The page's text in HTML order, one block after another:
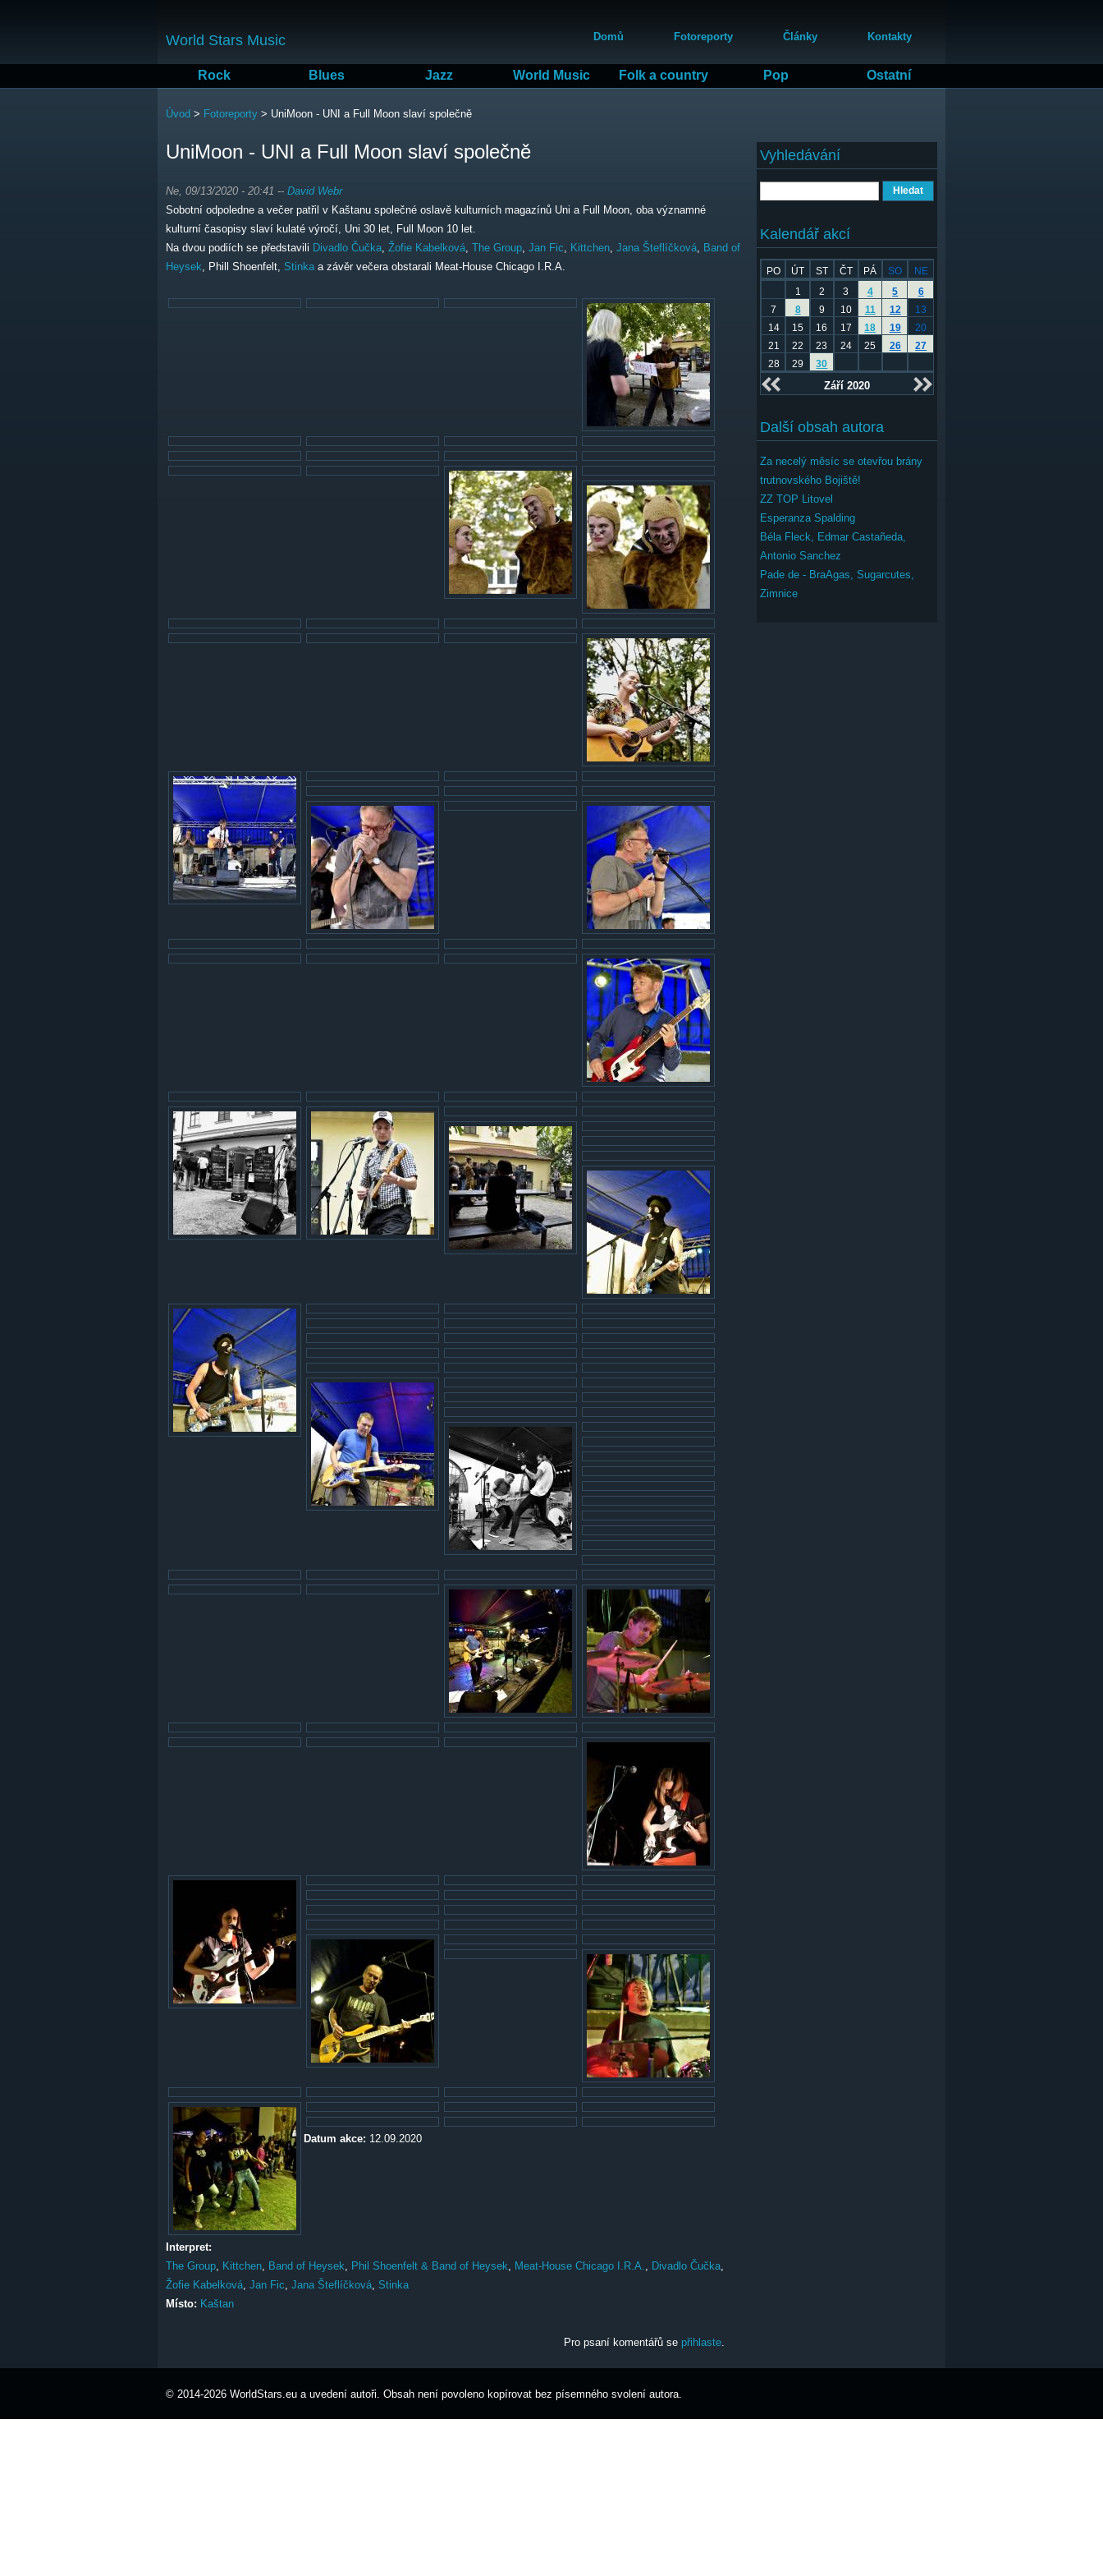
obsahu
World Stars Music Domů Fotoreporty Články Kontakty
Rock Blues Jazz World Music Folk a country Pop Ostatní
Jste zde
Úvod > Fotoreporty > UniMoon - UNI a Full Moon slaví společně
UniMoon - UNI a Full Moon slaví společně
Ne, 09/13/2020 - 20:41 -- David Webr
Sobotní odpoledne a večer patřil v Kaštanu společné oslavě kulturních magazínů Uni a Full Moon, oba významné
kulturní časopisy slaví kulaté výročí, Uni 30 let, Full Moon 10 let.
Na dvou podiích se představili Divadlo Čučka, Žofie Kabelková, The Group, Jan Fic, Kittchen, Jana Šteflíčková, Band of
Heysek, Phill Shoenfelt, Stinka a závěr večera obstarali Meat-House Chicago I.R.A.
Datum akce: 12.09.2020
Interpret:
The Group, Kittchen, Band of Heysek, Phil Shoenfelt & Band of Heysek, Meat-House Chicago I.R.A., Divadlo Čučka,
Žofie Kabelková, Jan Fic, Jana Šteflíčková, Stinka
Místo: Kaštan
Pro psaní komentářů se přihlaste.
Vyhledávání
Kalendář akcí
PO ÚT ST ČT PÁ SO
NE
1
2 3 4 5
6
7
8 9 10 11 12
13
14
15 16 17 18 19
20
21
22 23 24 25 26
27
28
29 30
Září 2020
Další obsah autora
Za necelý měsíc se otevřou brány
trutnovského Bojiště!
ZZ TOP Litovel
Esperanza Spalding
Béla Fleck, Edmar Castañeda,
Antonio Sanchez
Pade de - BraAgas, Sugarcutes,
Zimnice
© 2014-2026 WorldStars.eu a uvedení autoři. Obsah není povoleno kopírovat bez písemného svolení autora.